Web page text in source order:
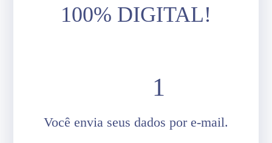
100% DIGITAL!
Você envia seus dados por e-mail.